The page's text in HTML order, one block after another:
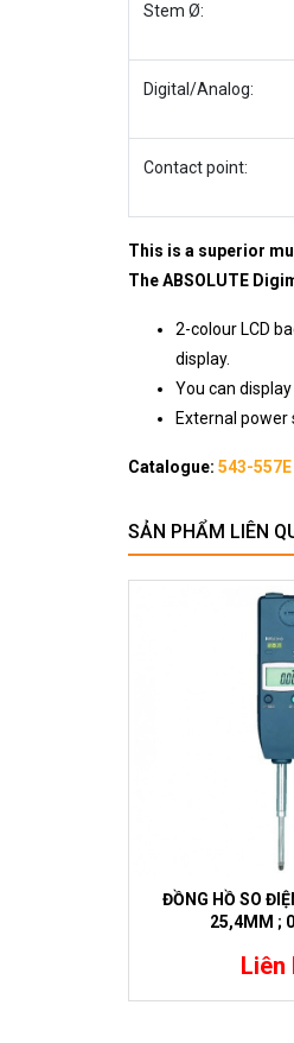
Stem Ø:
Digital/Analog:
Contact point:
This is a superior
The ABSOLUTE
2-colour LCD
display.
You can
External power
Catalogue: 543-557E
SẢN PHẨM LIÊN
ĐỒNG HỒ SO
25,4MM ;
Liên